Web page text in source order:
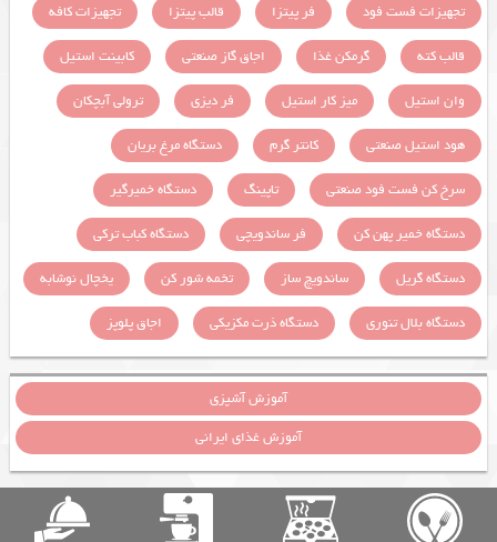
تجهیزات فست فود
فر پیتزا قالب پیتزا
تجهیزات کافه
قالب کته
گرمکن غذا اجاق گاز صنعتی
کابینت استیل
وان استیل
میز کار استیل فر دیزی
ترولی آبچکان
هود استیل صنعتی
کانتر گرم
دستگاه مرغ بریان
سرخ کن فست فود صنعتی
تاپینگ
دستگاه خمیرگیر
دستگاه خمیر پهن کن
فر ساندویچی
دستگاه کباب ترکی
دستگاه گریل
ساندویچ ساز تخمه شور کن
یخچال نوشابه
دستگاه بلال تنوری
دستگاه ذرت مکزیکی اجاق پلوپز
آموزش آشپزی
آموزش غذای ایرانی